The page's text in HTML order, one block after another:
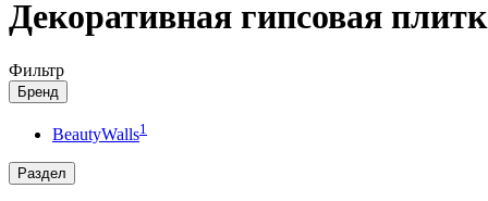
Декоративная гипсовая
Фильтр
Бренд
BeautyWalls1
Раздел